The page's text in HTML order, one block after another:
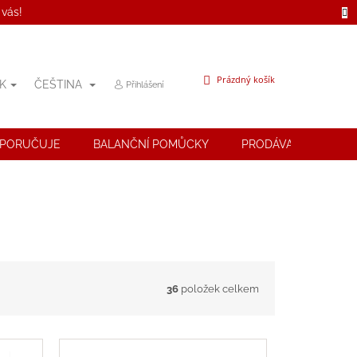
ČEŠTINA Přihlášení
NÁKUPNÍ
Prázdný košík
BALANČNÍ POMŮCKY PRODÁVANÉ ZNAČKY
36 položek celkem